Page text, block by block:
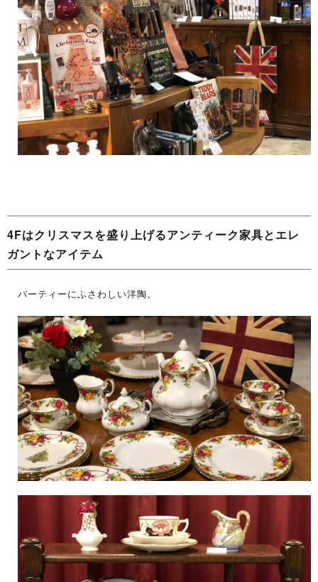
4Fはクリスマスを盛り上げるアンティーク家具とエレ
ガントなアイテム
パーティーにふさわしい洋陶。